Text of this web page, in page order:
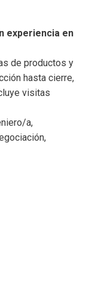
experiencia en
de productos y
hasta cierre,
visitas
a,